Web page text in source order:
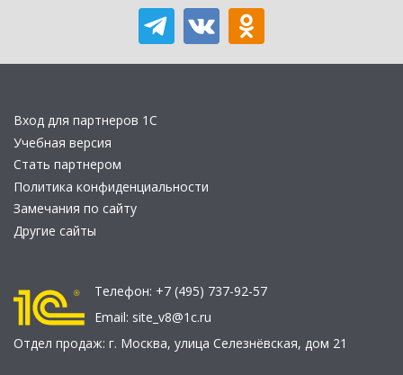
Вход для партнеров 1С
Учебная версия
Стать партнером
Политика конфиденциальности
Замечания по сайту
Другие сайты
Телефон: +7 (495) 737-92-57
Email: site_v8@1c.ru
Отдел продаж: г. Москва, улица Селезнёвская, дом 21